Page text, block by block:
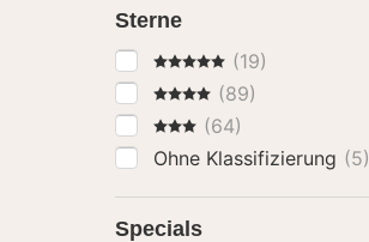
Sterne
5 Sterne (19)
4 Sterne(89)
3 Sterne
(64)
Ohne Klassifizierung (5)
Specials